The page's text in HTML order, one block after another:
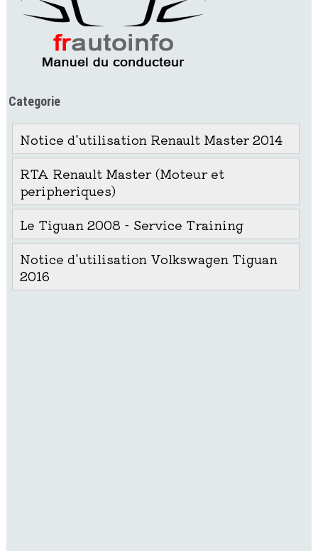
Categorie
Notice d'utilisation Renault Master 2014
RTA Renault Master (Moteur et
peripheriques)
Le Tiguan 2008 - Service Training
Notice d'utilisation Volkswagen Tiguan
2016